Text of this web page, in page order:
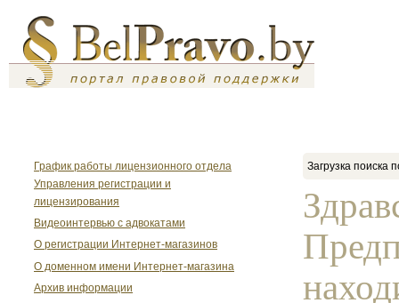
График работы лицензионного отдела
Управления регистрации и
лицензирования
Видеоинтервью с адвокатами
О регистрации Интернет-магазинов
О доменном имени Интернет-магазина
Архив информации
Загрузка поиска